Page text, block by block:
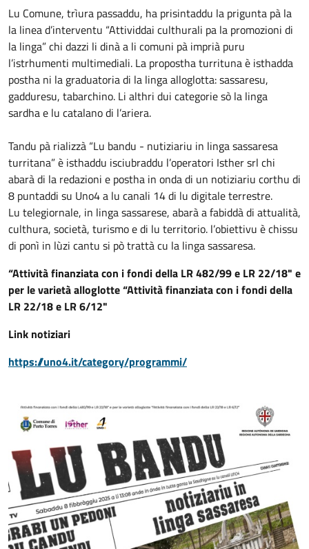
Lu Comune, trìura passaddu, ha prisintaddu la prigunta pà la
la linea d’interventu “Attividdai culthurali pa la promozioni di
la linga” chi dazzi li dinà a li comuni pà imprià puru
l’istrhumenti multimediali. La propostha turrituna è isthadda
postha ni la graduatoria di la linga alloglotta: sassaresu,
gadduresu, tabarchino. Li althri dui categorie sò la linga
sardha e lu catalano di l’ariera.
Tandu pà rializzà “Lu bandu - nutiziariu in linga sassaresa
turritana” è isthaddu isciubraddu l’operatori Isther srl chi
abarà di la redazioni e postha in onda di un notiziariu corthu di
8 puntaddi su Uno4 a lu canali 14 di lu digitale terrestre.
Lu telegiornale, in linga sassarese, abarà a fabiddà di attualità,
culthura, società, turismo e di lu territorio. l’obiettivu è chissu
di ponì in lùzi cantu si pò trattà cu la linga sassaresa.
“Attività finanziata con i fondi della LR 482/99 e LR 22/18" e
per le varietà alloglotte “Attività finanziata con i fondi della
LR 22/18 e LR 6/12"
Link notiziari
https://uno4.it/category/programmi/